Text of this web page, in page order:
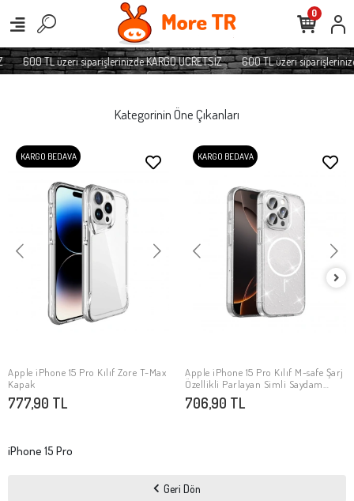
600 TL üzeri siparişlerinizde KARGO ÜCRETSİZ 600 TL üzeri siparişlerinizde
0
Kategorinin Öne Çıkanları
KARGO BEDAVA
SEPETE EKLE
Apple iPhone 15 Pro Kılıf Zore T-Max
Kapak
777,90 TL
KARGO BEDAVA
SEPETE EKLE
​Apple iPhone 15 Pro Kılıf M-safe Şarj
Özellikli Parlayan Simli Saydam
Renkli Zore Maris Kapak
706,90 TL
iPhone 15 Pro
Geri Dön